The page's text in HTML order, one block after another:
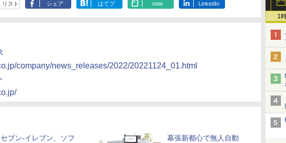
1
リスト シェア はてブ note LinkedIn
company/news_releases/2022/20221124_01.html
セブン-イレブン、ソフ
幕張新都心で無人自動